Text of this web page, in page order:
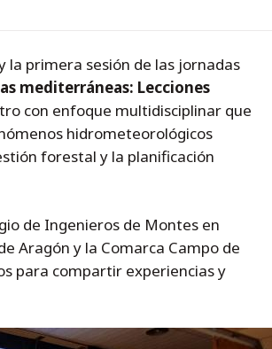
la primera sesión de las jornadas
mediterráneas: Lecciones
con enfoque multidisciplinar que
hidrometeorológicos
forestal y la planificación
de Ingenieros de Montes en
Aragón y la Comarca Campo de
para compartir experiencias y